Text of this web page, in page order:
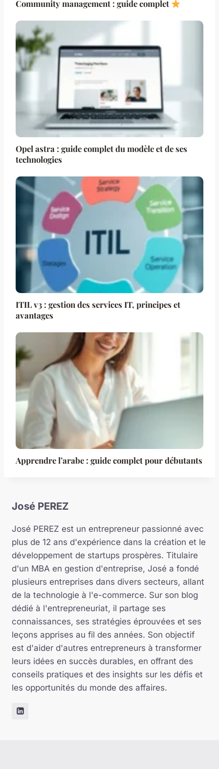
Community management : guide complet
Opel astra : guide complet du modèle et de ses
technologies
ITIL v3 : gestion des services IT, principes et
avantages
Apprendre l’arabe : guide complet pour débutants
José PEREZ
José PEREZ est un entrepreneur passionné avec
plus de 12 ans d'expérience dans la création et le
développement de startups prospères. Titulaire
d'un MBA en gestion d'entreprise, José a fondé
plusieurs entreprises dans divers secteurs, allant
de la technologie à l'e-commerce. Sur son blog
dédié à l'entrepreneuriat, il partage ses
connaissances, ses stratégies éprouvées et ses
leçons apprises au fil des années. Son objectif
est d'aider d'autres entrepreneurs à transformer
leurs idées en succès durables, en offrant des
conseils pratiques et des insights sur les défis et
les opportunités du monde des affaires.